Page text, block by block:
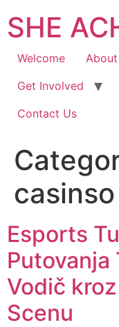
SHE
Welcome
Get Involved
Contact Us
casinso
Esports
Putovanja
Vodič
Scenu